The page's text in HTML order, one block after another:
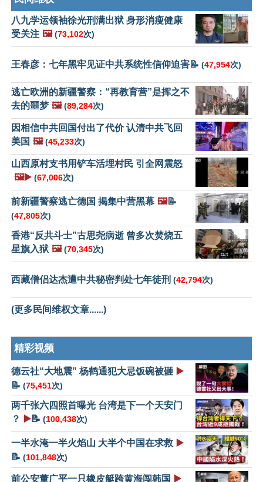
八九学运领袖徐光刑满出狱 身形消瘦健康
受关注 🖼️ (73,102次)
王春彦：七年黑牢见证中共系统性信仰迫害📝 (47,954次)
逃亡欧洲的新疆警察：“再教育营”是挥之不
去的噩梦 🖼️ (89,284次)
因相信中共回国付出了代价 认清中共飞回
美国 🖼️ (45,233次)
山西原村支书用铲车活埋村民 引全网震怒
🖼️▶️ (67,006次)
前新疆警察逃亡德国 揭集中营黑幕 🖼️📝
(47,805次)
香港“反共斗士”古思尧病逝 曾多次焚烧五
星旗入狱 🖼️ (70,345次)
西藏僧侣达杰遭中共秘密判处七年徒刑 (42,794次)
(更多民间维权文章......)
精彩视频
德云社“大地震” 杨鹤通犯大忌饭碗被砸 ▶️
📝 (75,451次)
两千张六四照首曝光 台湾是下一个天安门
？
▶️📝 (100,438次)
一半水淹一半火焰山 大半个中国在求救 ▶️
📝 (101,848次)
前公安董广平一只橡皮艇跨黄海闯韩国 ▶️